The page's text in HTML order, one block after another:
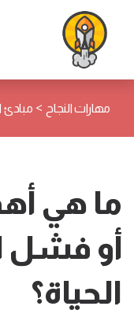
مهارات النجاح > مبادئ
ما هي
أو فشل
الحياة؟